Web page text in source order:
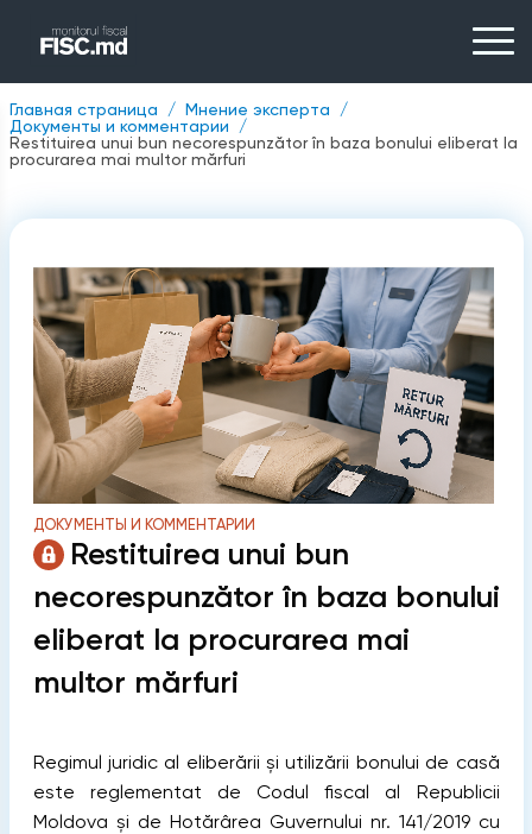
Главная страница
Мнение эксперта
Документы и комментарии
Restituirea unui bun necorespunzător în baza bonului eliberat la
procurarea mai multor mărfuri
ДОКУМЕНТЫ И КОММЕНТАРИИ
Restituirea unui bun
necorespunzător în baza bonului
eliberat la procurarea mai
multor mărfuri
Regimul juridic al eliberării și utilizării bonului de casă
este reglementat de Codul fiscal al Republicii
Moldova și de Hotărârea Guvernului nr. 141/2019 cu